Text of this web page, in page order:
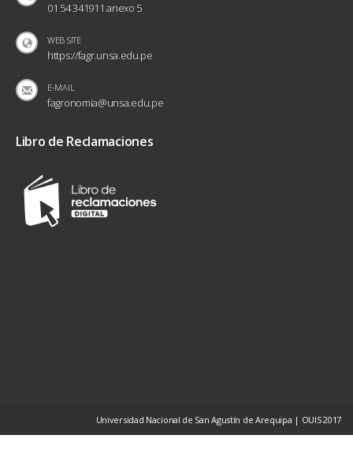
01 54 341911 anexo 5
WEB SITE
https://fagr.unsa.edu.pe
E-MAIL
fagronomia@unsa.edu.pe
Libro de Reclamaciones
Universidad Nacional de San Agustín de Arequipa | OUIS 2017